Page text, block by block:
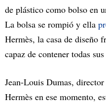
de plástico como bolso en
La bolsa se rompió y ella
Hermès, la casa de diseño
capaz de contener todas
Jean-Louis Dumas,
Hermès en ese momento,